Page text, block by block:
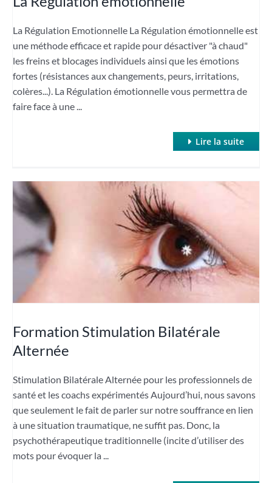
La Régulation Emotionnelle La Régulation émotionnelle est
une méthode efficace et rapide pour désactiver "à chaud"
les freins et blocages individuels ainsi que les émotions
fortes (résistances aux changements, peurs, irritations,
colères...). La Régulation émotionnelle vous permettra de
faire face à une ...
Lire la suite
Formation Stimulation Bilatérale
Alternée
Stimulation Bilatérale Alternée pour les professionnels de
santé et les coachs expérimentés Aujourd’hui, nous savons
que seulement le fait de parler sur notre souffrance en lien
à une situation traumatique, ne suffit pas. Donc, la
psychothérapeutique traditionnelle (incite d’utiliser des
mots pour évoquer la ...